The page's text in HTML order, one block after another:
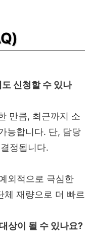
신청할 수 있나
만큼, 최근까지 소
능합니다. 단, 담당
정됩니다.
외적으로 극심한
체 재량으로 더 빠르
상이 될 수 있나요?